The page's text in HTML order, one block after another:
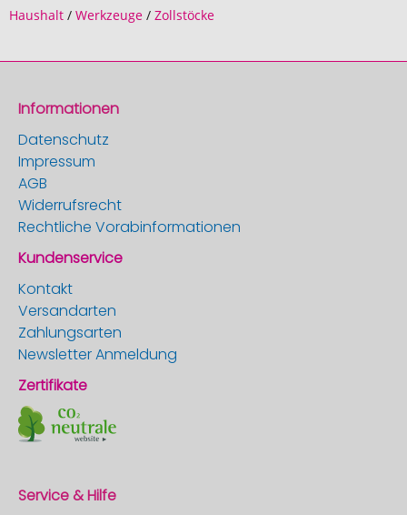
Haushalt / Werkzeuge / Zollstöcke
Informationen
Datenschutz
Impressum
AGB
Widerrufsrecht
Rechtliche Vorabinformationen
Kundenservice
Kontakt
Versandarten
Zahlungsarten
Newsletter Anmeldung
Zertifikate
Service & Hilfe